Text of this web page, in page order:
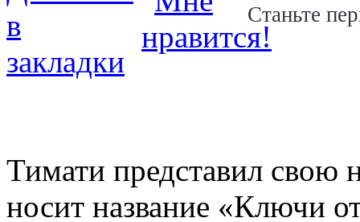
Станьте
Тимати представил
носит название «Ключи